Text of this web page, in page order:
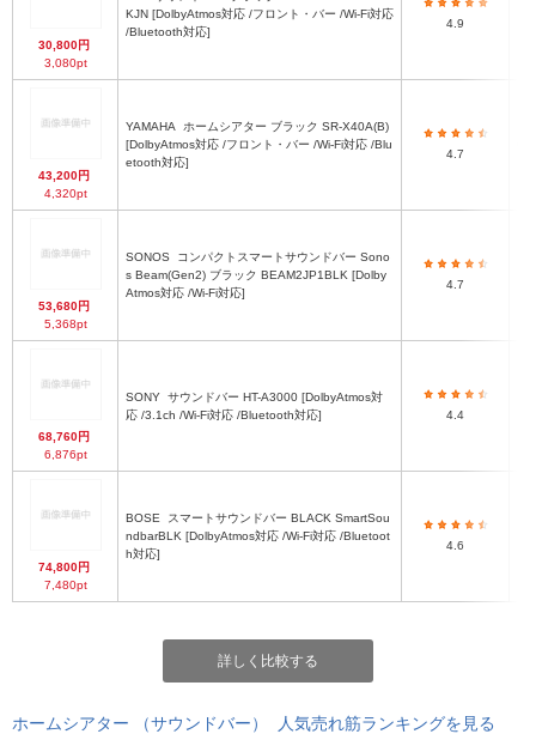
30,800円
3,080pt
KJN [DolbyAtmos対応 /フロント・バー /Wi-Fi対応
/Bluetooth対応]
4.9
43,200円
4,320pt
YAMAHA
[DolbyAtmos対応 /フロント・バー /Wi-Fi対応 /Blu
etooth対応]
4.7
53,680円
5,368pt
SONOS
s Beam(Gen2) ブラック BEAM2JP1BLK [Dolby
Atmos対応 /Wi-Fi対応]
4.7
68,760円
6,876pt
SONY
応 /3.1ch /Wi-Fi対応 /Bluetooth対応]
4.4
74,800円
7,480pt
BOSE
ndbarBLK [DolbyAtmos対応 /Wi-Fi対応 /Bluetoot
h対応]
4.6
詳しく比較する
ホームシアター （サウンドバー） 人気売れ筋ランキングを見る